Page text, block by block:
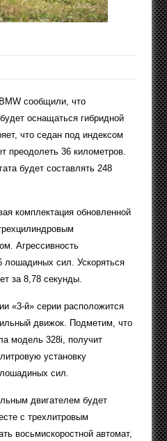
сообщили, что
оснащаться гибридной
что седан под индексом
преодолеть 36 километров.
будет составлять 248
комплектация обновленной
Агрессивность
лошадиных сил. Ускоряться
за 8,78 секунды.
«3-й» серии расположится
движок. Подметим, что
модель 328i, получит
установку
сил.
двигателем будет
с трехлитровым
восьмискоростной автомат,